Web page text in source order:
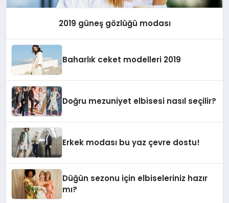
2019 güneş gözlüğü modası
Baharlık ceket modelleri 2019
Doğru mezuniyet elbisesi nasıl seçilir?
Erkek modası bu yaz çevre dostu!
Düğün sezonu için elbiseleriniz hazır
mı?